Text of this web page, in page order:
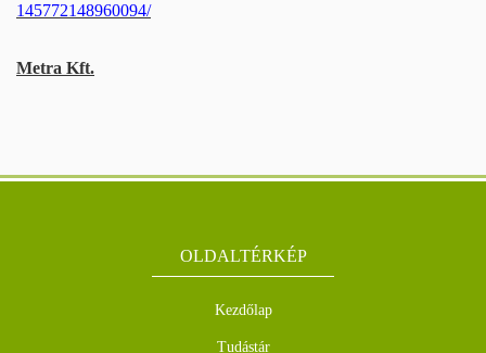
145772148960094/
Metra Kft.
OLDALTÉRKÉP
Kezdőlap
Tudástár